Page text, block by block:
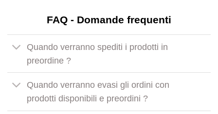
FAQ - Domande frequenti
Quando verranno spediti i prodotti in
preordine ?
Quando verranno evasi gli ordini con
prodotti disponibili e preordini ?